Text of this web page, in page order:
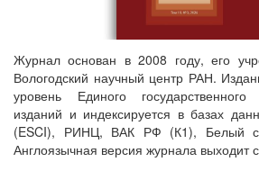
Журнал основан в 2008 году, его
Вологодский научный центр РАН.
уровень Единого
изданий и индексируется в базах
(ESCI), РИНЦ, ВАК РФ (К1), Белый
Англоязычная версия журнала выходит